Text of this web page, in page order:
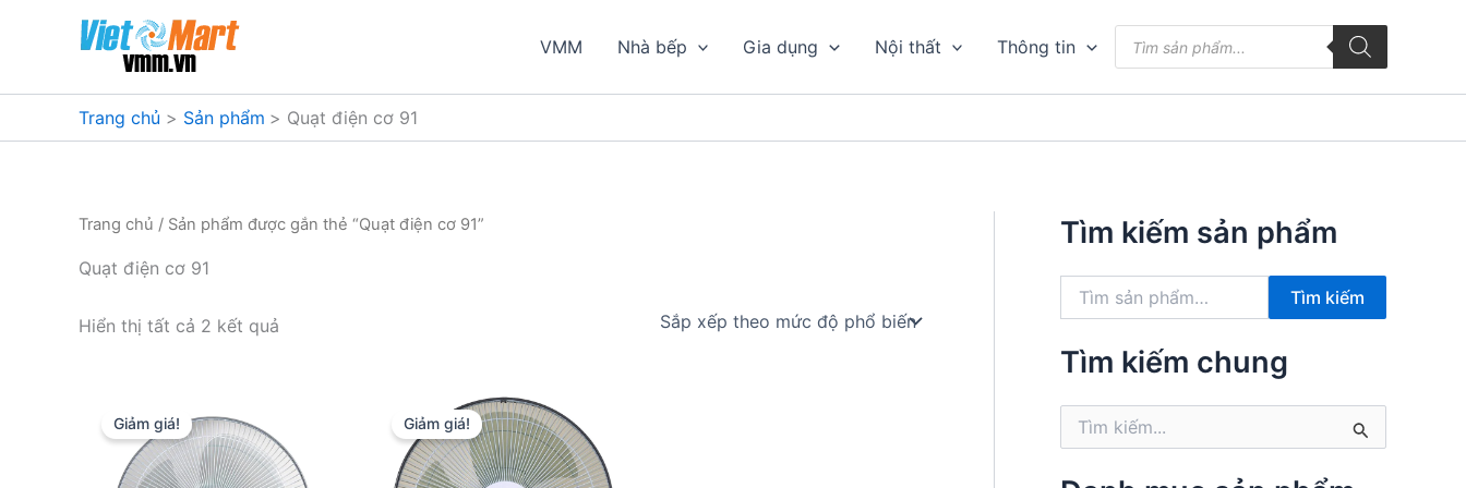
dung
VMM Nhà bếp Gia dụng Nội thất Thông tin
kiếm
phẩm
Trang chủ Sản phẩm Quạt điện cơ 91
Trang chủ / Sản phẩm được gắn thẻ “Quạt điện cơ 91”
Quạt điện cơ 91
Hiển thị tất cả 2 kết quả
biến
Giảm giá! Giảm giá!
Tìm kiếm sản phẩm
k
Tìm kiếm
Tìm kiếm chung
k